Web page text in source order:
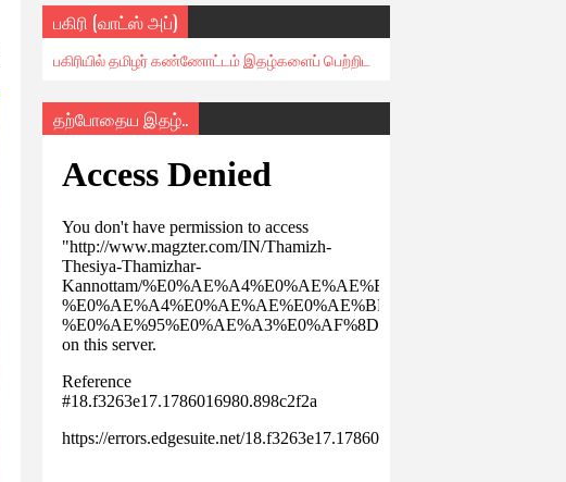
பகிரி (வாட்ஸ் அப்)
பகிரியில் தமிழர் கண்ணோட்டம் இதழ்களைப் பெற்றிட
தற்போதைய இதழ்..